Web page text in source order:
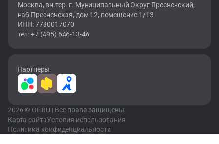
Москва, вн.тер. г. Муниципальный Округ Пресненский,
наб Пресненская, дом 12, помещение 1/13
ИНН: 7730017070
тел: +7 (495) 646-13-46
Партнеры
2026 © OF.RU | Все права защищены.
Карта сайтаУсловия использования
Политика конфиденциальности